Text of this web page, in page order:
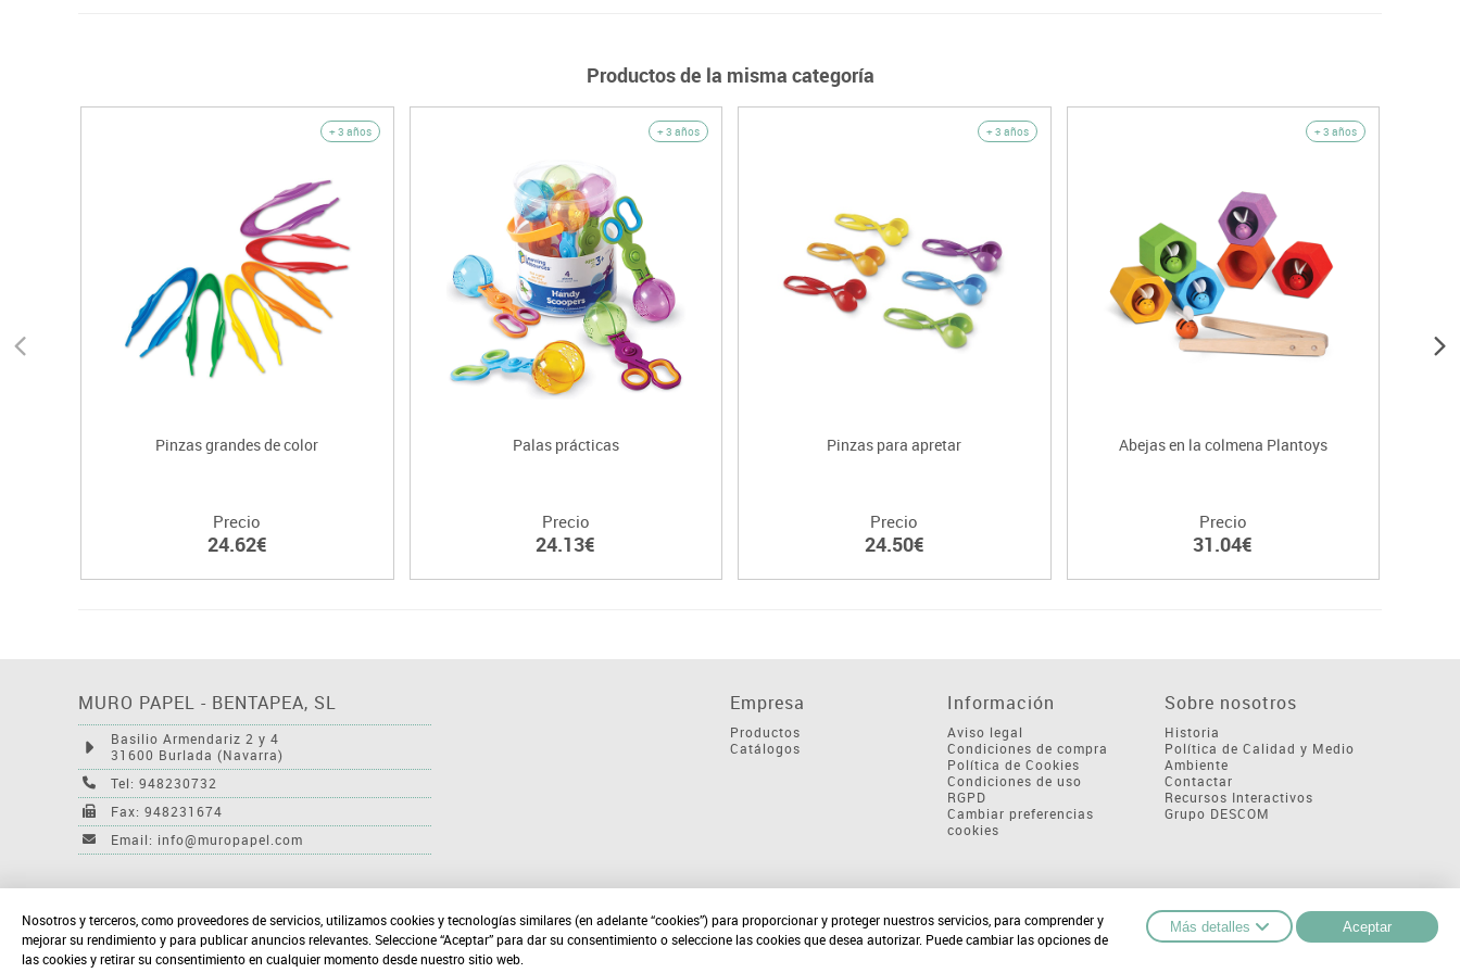
Productos de la misma categoría
+ 3 años
Pinzas grandes de color
Precio
24.62€
+ 3 años
Palas prácticas
Precio
24.13€
+ 3 años
Pinzas para apretar
Precio
24.50€
+ 3 años
Abejas en la colmena Plantoys
Precio
31.04€
MURO PAPEL - BENTAPEA, SL
Basilio Armendariz 2 y 4
31600 Burlada (Navarra)
Tel: 948230732
Fax: 948231674
Email: info@muropapel.com
Empresa
Productos
Catálogos
Información
Aviso legal
Condiciones de compra
Política de Cookies
Condiciones de uso
RGPD
Cambiar preferencias
cookies
Sobre nosotros
Historia
Política de Calidad y Medio
Ambiente
Contactar
Recursos Interactivos
Grupo DESCOM
Nosotros y terceros, como proveedores de servicios, utilizamos cookies y tecnologías similares (en adelante “cookies”) para proporcionar y proteger nuestros servicios, para comprender y
mejorar su rendimiento y para publicar anuncios relevantes. Seleccione “Aceptar” para dar su consentimiento o seleccione las cookies que desea autorizar. Puede cambiar las opciones de
las cookies y retirar su consentimiento en cualquier momento desde nuestro sitio web.
Más detalles Aceptar